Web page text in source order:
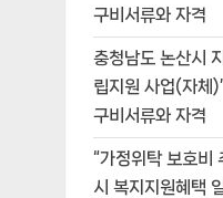
구비서류와 자격
충청남도 논산시
립지원 사업(자체
구비서류와 자격
“가정위탁 보호비
시 복지지원혜택